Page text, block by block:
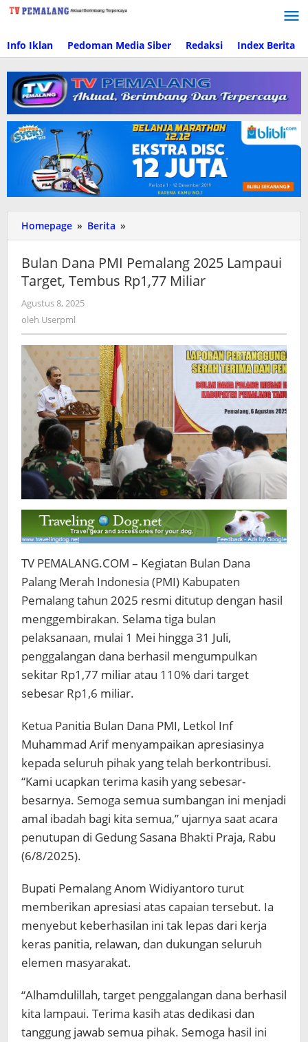
Lewati
Info Iklan Pedoman Media Siber Redaksi Index Berita
Homepage » Berita »
Dana
Pemalang
2025
Miliar
Bulan Dana PMI Pemalang 2025 Lampaui
Target, Tembus Rp1,77 Miliar
Agustus 8, 2025
oleh Userpml
TV PEMALANG.COM – Kegiatan Bulan Dana
Palang Merah Indonesia (PMI) Kabupaten
Pemalang tahun 2025 resmi ditutup dengan hasil
menggembirakan. Selama tiga bulan
pelaksanaan, mulai 1 Mei hingga 31 Juli,
penggalangan dana berhasil mengumpulkan
sekitar Rp1,77 miliar atau 110% dari target
sebesar Rp1,6 miliar.
Ketua Panitia Bulan Dana PMI, Letkol Inf
Muhammad Arif menyampaikan apresiasinya
kepada seluruh pihak yang telah berkontribusi.
“Kami ucapkan terima kasih yang sebesar-
besarnya. Semoga semua sumbangan ini menjadi
amal ibadah bagi kita semua,” ujarnya saat acara
penutupan di Gedung Sasana Bhakti Praja, Rabu
(6/8/2025).
Bupati Pemalang Anom Widiyantoro turut
memberikan apresiasi atas capaian tersebut. Ia
menyebut keberhasilan ini tak lepas dari kerja
keras panitia, relawan, dan dukungan seluruh
elemen masyarakat.
“Alhamdulillah, target penggalangan dana berhasil
kita lampaui. Terima kasih atas dedikasi dan
tanggung jawab semua pihak. Semoga hasil ini